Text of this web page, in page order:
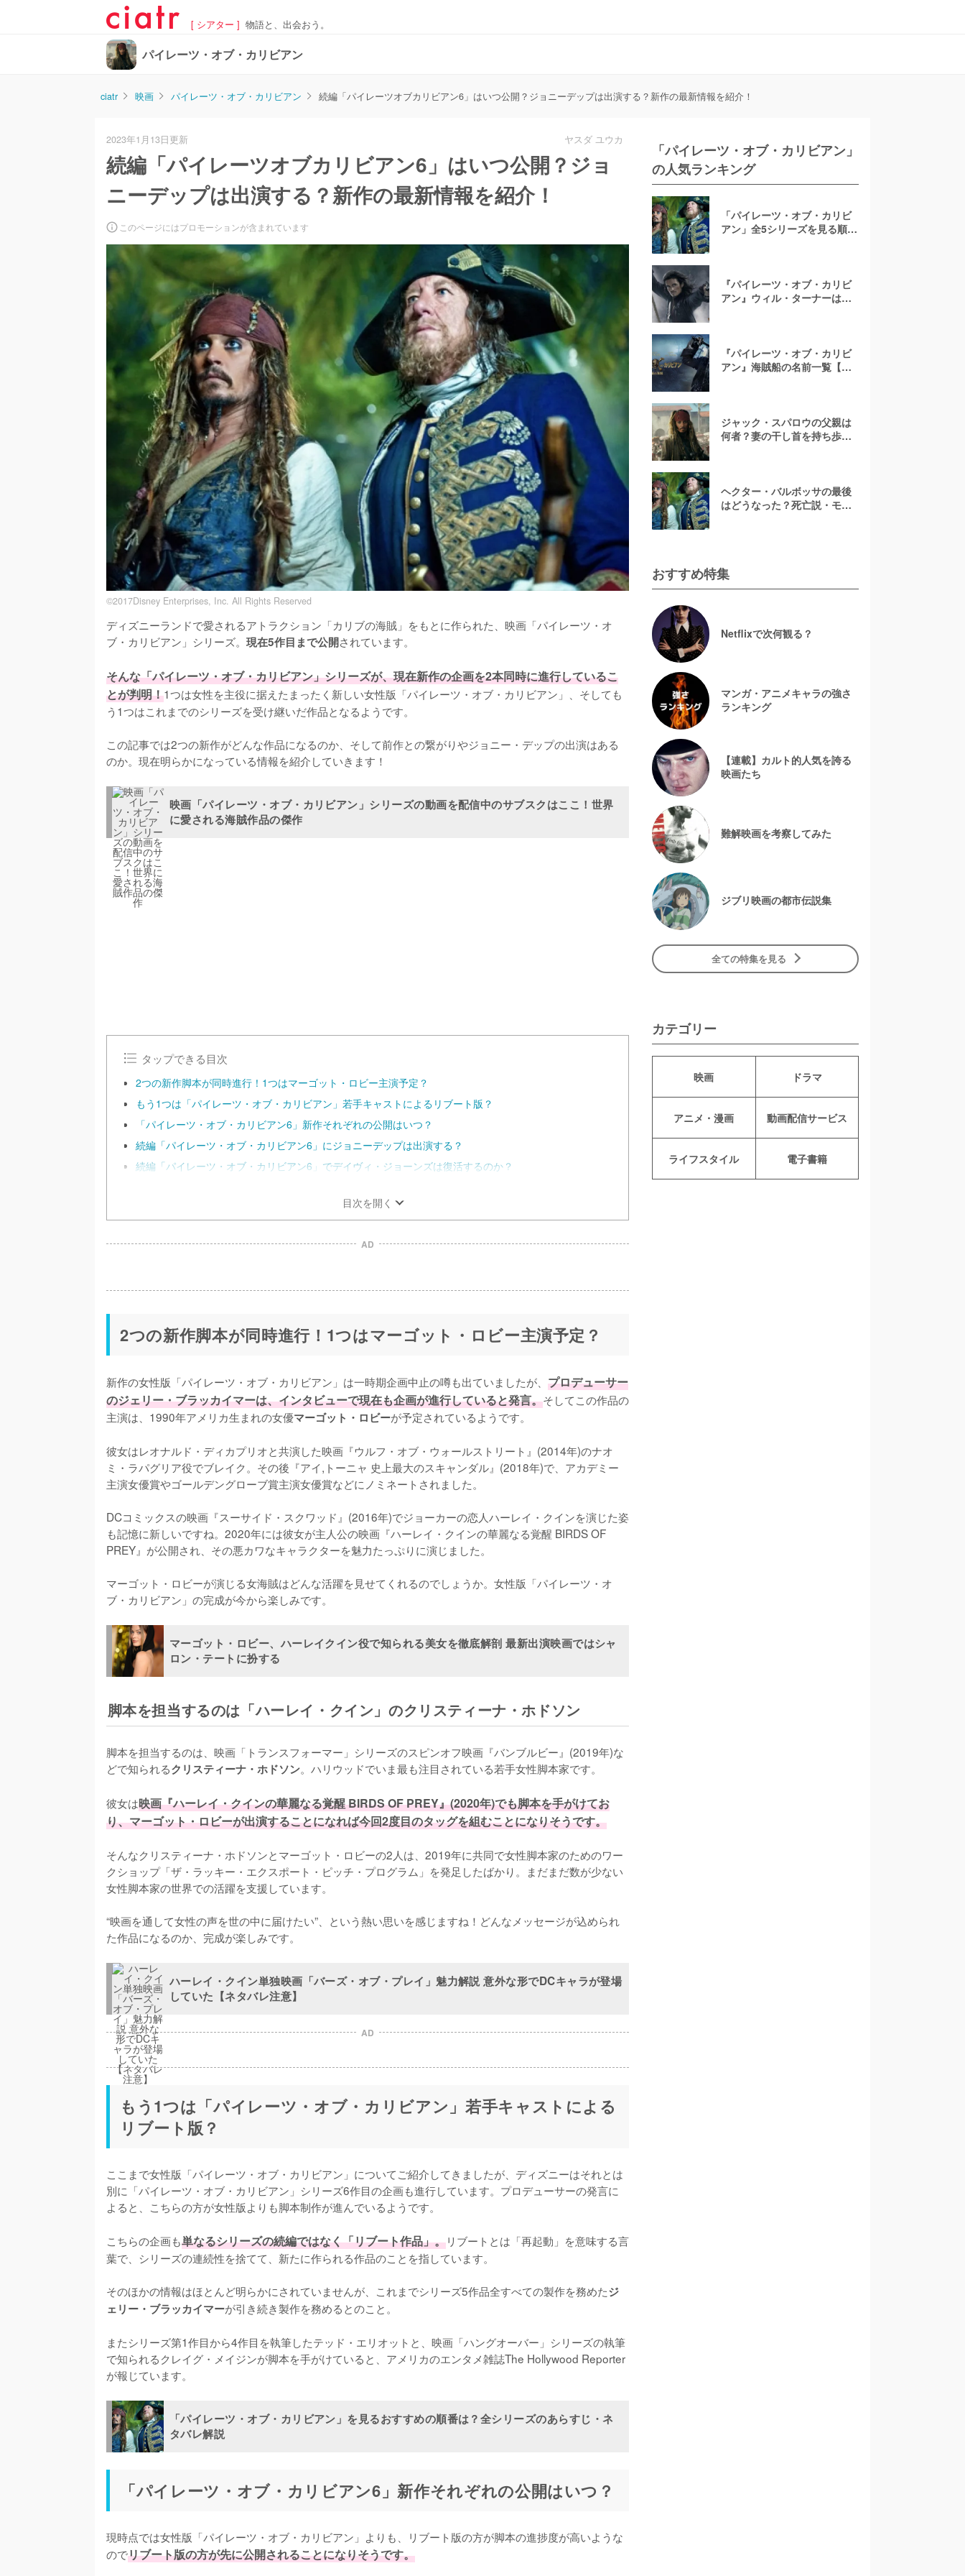
[ シアター ] 物語と、出会おう。
パイレーツ・オブ・カリビアン
ciatr 映画 パイレーツ・オブ・カリビアン 続編「パイレーツオブカリビアン6」はいつ公開？ジョニーデップは出演する？新作の最新情報を紹介！
2023年1月13日更新 ヤスダ ユウカ
続編「パイレーツオブカリビアン6」はいつ公開？ジョ
ニーデップは出演する？新作の最新情報を紹介！
このページにはプロモーションが含まれています
©2017Disney Enterprises, Inc. All Rights Reserved
ディズニーランドで愛されるアトラクション「カリブの海賊」をもとに作られた、映画「パイレーツ・オ
ブ・カリビアン」シリーズ。 現在5作目まで公開されています。
そんな「パイレーツ・オブ・カリビアン」シリーズが、現在新作の企画を2本同時に進行しているこ
とが判明！1つは女性を主役に据えたまったく新しい女性版「パイレーツ・オブ・カリビアン」、そしても
う1つはこれまでのシリーズを受け継いだ作品となるようです。
この記事では2つの新作がどんな作品になるのか、そして前作との繋がりやジョニー・デップの出演はある
のか。現在明らかになっている情報を紹介していきます！
映画「パイレーツ・オブ・カリビアン」シリーズの動画を配信中のサブスクはここ！世界
に愛される海賊作品の傑作
タップできる目次
2つの新作脚本が同時進行！1つはマーゴット・ロビー主演予定？
もう1つは「パイレーツ・オブ・カリビアン」若手キャストによるリブート版？
「パイレーツ・オブ・カリビアン6」新作それぞれの公開はいつ？
続編「パイレーツ・オブ・カリビアン6」にジョニーデップは出演する？
続編「パイレーツ・オブ・カリビアン6」でデイヴィ・ジョーンズは復活するのか？
目次を開く
AD
2つの新作脚本が同時進行！1つはマーゴット・ロビー主演予定？
新作の女性版「パイレーツ・オブ・カリビアン」は一時期企画中止の噂も出ていましたが、 プロデューサー
のジェリー・ブラッカイマーは、インタビューで現在も企画が進行していると発言。そしてこの作品の
主演は、1990年アメリカ生まれの女優マーゴット・ロビーが予定されているようです。
彼女はレオナルド・ディカプリオと共演した映画『ウルフ・オブ・ウォールストリート』(2014年)のナオ
ミ・ラパグリア役でブレイク。その後『アイ,トーニャ 史上最大のスキャンダル』(2018年)で、アカデミー
主演女優賞やゴールデングローブ賞主演女優賞などにノミネートされました。
DCコミックスの映画『スーサイド・スクワッド』(2016年)でジョーカーの恋人ハーレイ・クインを演じた姿
も記憶に新しいですね。2020年には彼女が主人公の映画『ハーレイ・クインの華麗なる覚醒 BIRDS OF
PREY』が公開され、その悪カワなキャラクターを魅力たっぷりに演じました。
マーゴット・ロビーが演じる女海賊はどんな活躍を見せてくれるのでしょうか。女性版「パイレーツ・オ
ブ・カリビアン」の完成が今から楽しみです。
マーゴット・ロビー、ハーレイクイン役で知られる美女を徹底解剖 最新出演映画ではシャ
ロン・テートに扮する
脚本を担当するのは「ハーレイ・クイン」のクリスティーナ・ホドソン
脚本を担当するのは、映画「トランスフォーマー」シリーズのスピンオフ映画『バンブルビー』(2019年)な
どで知られるクリスティーナ・ホドソン。ハリウッドでいま最も注目されている若手女性脚本家です。
彼女は映画『ハーレイ・クインの華麗なる覚醒 BIRDS OF PREY』(2020年)でも脚本を手がけてお
り、マーゴット・ロビーが出演することになれば今回2度目のタッグを組むことになりそうです。
そんなクリスティーナ・ホドソンとマーゴット・ロビーの2人は、2019年に共同で女性脚本家のためのワー
クショップ「ザ・ラッキー・エクスポート・ピッチ・プログラム」を発足したばかり。まだまだ数が少ない
女性脚本家の世界での活躍を支援しています。
“映画を通して女性の声を世の中に届けたい”、という熱い思いを感じますね！どんなメッセージが込められ
た作品になるのか、完成が楽しみです。
ハーレイ・クイン単独映画「バーズ・オブ・プレイ」魅力解説 意外な形でDCキャラが登場
していた【ネタバレ注意】
AD
もう1つは「パイレーツ・オブ・カリビアン」若手キャストによる
リブート版？
ここまで女性版「パイレーツ・オブ・カリビアン」についてご紹介してきましたが、ディズニーはそれとは
別に「パイレーツ・オブ・カリビアン」シリーズ6作目の企画も進行しています。プロデューサーの発言に
よると、こちらの方が女性版よりも脚本制作が進んでいるようです。
こちらの企画も単なるシリーズの続編ではなく「リブート作品」。リブートとは「再起動」を意味する言
葉で、シリーズの連続性を捨てて、新たに作られる作品のことを指しています。
そのほかの情報はほとんど明らかにされていませんが、これまでシリーズ5作品全すべての製作を務めたジ
ェリー・ブラッカイマーが引き続き製作を務めるとのこと。
またシリーズ第1作目から4作目を執筆したテッド・エリオットと、映画「ハングオーバー」シリーズの執筆
で知られるクレイグ・メイジンが脚本を手がけていると、アメリカのエンタメ雑誌The Hollywood Reporter
が報じています。
「パイレーツ・オブ・カリビアン」を見るおすすめの順番は？全シリーズのあらすじ・ネ
タバレ解説
「パイレーツ・オブ・カリビアン6」新作それぞれの公開はいつ？
現時点では女性版「パイレーツ・オブ・カリビアン」よりも、リブート版の方が脚本の進捗度が高いような
のでリブート版の方が先に公開されることになりそうです。
「パイレーツ・オブ・カリビアン」
の人気ランキング
「パイレーツ・オブ・カリビ
アン」全5シリーズを見る順番
『パイレーツ・オブ・カリビ
アン』ウィル・ターナーはな
『パイレーツ・オブ・カリビ
アン』海賊船の名前一覧【ブ
ジャック・スパロウの父親は
何者？妻の干し首を持ち歩く
ヘクター・バルボッサの最後
はどうなった？死亡説・モデ
おすすめ特集
Netflixで次何観る？
マンガ・アニメキャラの強さ
ランキング
【連載】カルト的人気を誇る
映画たち
難解映画を考察してみた
ジブリ映画の都市伝説集
全ての特集を見る
カテゴリー
映画 ドラマ
アニメ・漫画 動画配信サービス
ライフスタイル 電子書籍